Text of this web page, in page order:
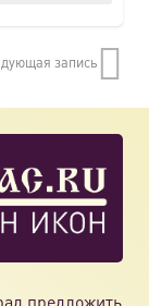
запись
предложить